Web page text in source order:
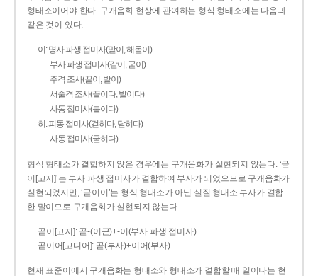
형태소이어야 한다. 구개음화 현상에 관여하는 형식 형태소에는 다음과
같은 것이 있다.
이: 명사 파생 접미사(맏이, 해돋이)
부사 파생 접미사(같이, 굳이)
주격 조사(끝이, 밭이)
서술격 조사(끝이다, 밭이다)
사동 접미사(붙이다)
히: 피동 접미사(걷히다, 닫히다)
사동 접미사(굳히다)
형식 형태소가 결합하지 않은 경우에는 구개음화가 실현되지 않는다. ‘곧
이[고지]’는 부사 파생 접미사가 결합하여 부사가 되었으므로 구개음화가
실현되었지만, ‘곧이어’는 형식 형태소가 아닌 실질 형태소 부사가 결합
한 말이므로 구개음화가 실현되지 않는다.
곧이[고지]: 곧-­(어근)+­-이(부사 파생 접미사)
곧이어[고디어]: 곧(부사)+이어(부사)
현재 표준어에서 구개음화는 형태소와 형태소가 결합할 때 일어나는 현